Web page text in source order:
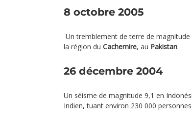
8 octobre 2005
Un tremblement de terre de
la région du Cachemire, au Pakistan.
26 décembre 2004
Un séisme de magnitude 9,1 en
Indien, tuant environ 230 000